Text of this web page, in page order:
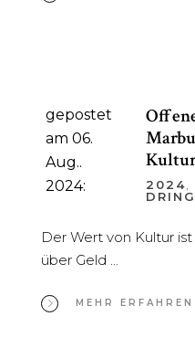
gepostet
am 06.
Aug..
2024:
2024,
Der Wert von Kultur
über Geld
MEHR ERFAHREN